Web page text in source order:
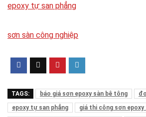
epoxy tự san phẳng
sơn sàn công nghiệp
TAGS: báo giá sơn epoxy sàn bê tông
epoxy tự san phẳng
giá thi công sơn epoxy